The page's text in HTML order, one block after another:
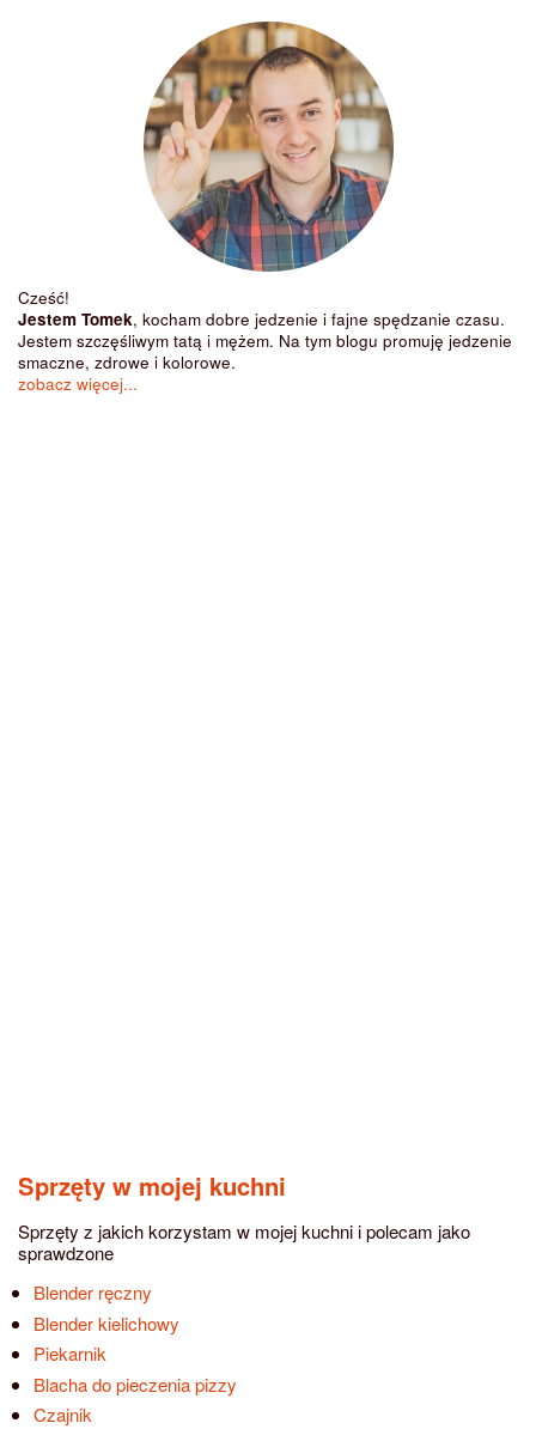
Cześć!
Jestem Tomek, kocham dobre jedzenie i fajne spędzanie czasu.
Jestem szczęśliwym tatą i mężem. Na tym blogu promuję jedzenie
smaczne, zdrowe i kolorowe.
zobacz więcej...
Sprzęty w mojej kuchni
Sprzęty z jakich korzystam w mojej kuchni i polecam jako
sprawdzone
Blender ręczny
Blender kielichowy
Piekarnik
Blacha do pieczenia pizzy
Czajnik